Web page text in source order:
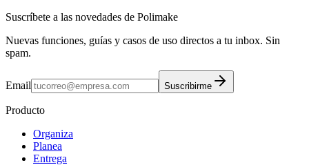
Suscríbete a las novedades de Polimake
Nuevas funciones, guías y casos de uso directos a tu inbox. Sin
spam.
Email Suscribirme
Producto
Organiza
Planea
Entrega